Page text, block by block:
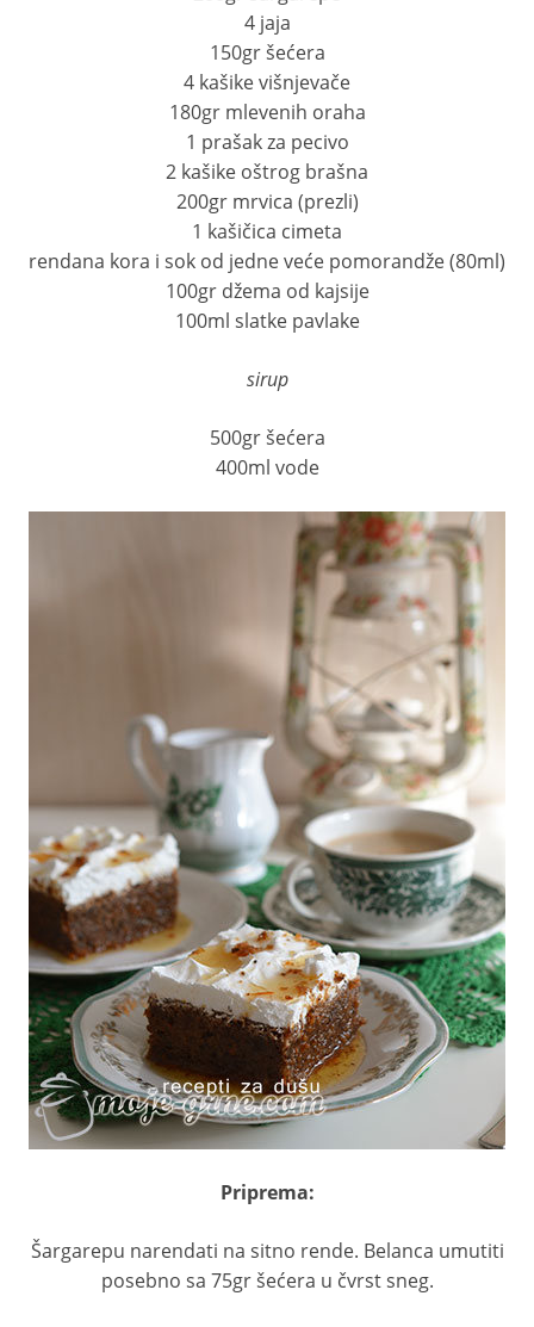
4 jaja
150gr šećera
4 kašike višnjevače
180gr mlevenih oraha
1 prašak za pecivo
2 kašike oštrog brašna
200gr mrvica (prezli)
1 kašičica cimeta
rendana kora i sok od jedne veće pomorandže (80ml)
100gr džema od kajsije
100ml slatke pavlake
sirup
500gr šećera
400ml vode
Priprema:
Šargarepu narendati na sitno rende. Belanca umutiti
posebno sa 75gr šećera u čvrst sneg.